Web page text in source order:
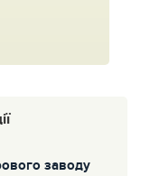
заводу